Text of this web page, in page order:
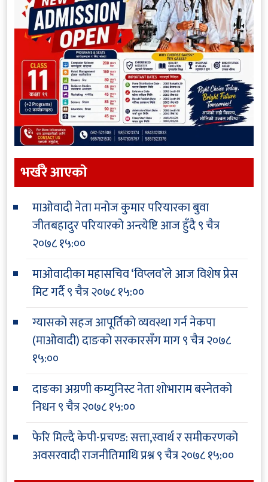
भर्खरै आएकाे
माओवादी नेता मनोज कुमार परियारका बुवा
जीतबहादुर परियारको अन्त्येष्टि आज हुँदै९ चैत्र
२०७८ १५:००
माओवादीका महासचिव ‘विप्लव’ले आज विशेष प्रेस
मिट गर्दै९ चैत्र २०७८ १५:००
ग्यासको सहज आपूर्तिको व्यवस्था गर्न नेकपा
(माओवादी) दाङको सरकारसँग माग९ चैत्र २०७८
१५:००
दाङका अग्रणी कम्युनिस्ट नेता शोभाराम बस्नेतको
निधन९ चैत्र २०७८ १५:००
फेरि मिल्दै केपी-प्रचण्ड: सत्ता,स्वार्थ र समीकरणको
अवसरवादी राजनीतिमाथि प्रश्न९ चैत्र २०७८ १५:००